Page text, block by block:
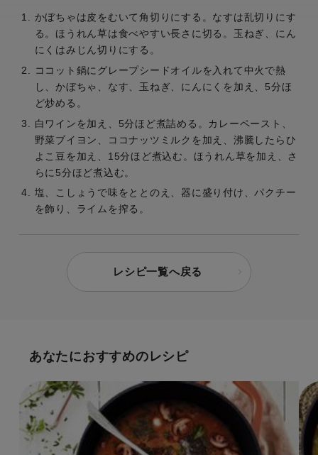
かぼちゃは皮をむいて角切りにする。なすは乱切りにす
る。ほうれん草は食べやすい長さに切る。玉ねぎ、にん
にくはみじん切りにする。
ココット鍋にグレープシードオイルを入れて中火で熱
し、かぼちゃ、なす、玉ねぎ、にんにくを加え、5分ほ
ど炒める。
白ワインを加え、5分ほど煮詰める。カレーペースト、
野菜ブイヨン、ココナッツミルクを加え、沸騰したらひ
よこ豆を加え、15分ほど煮込む。ほうれん草を加え、さ
らに5分ほど煮込む。
塩、こしょうで味をととのえ、器に盛り付け、パクチー
を飾り、ライムを搾る。
レシピ一覧へ戻る
あなたにおすすめのレシピ